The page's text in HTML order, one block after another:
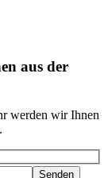
aus der
werden wir Ihnen